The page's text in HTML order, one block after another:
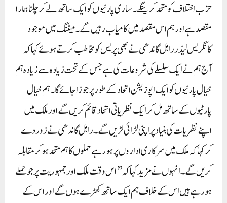
حزب اختلاف کو متحد کرینگے ۔ساری پارٹیوں کو ایک ساتھ لے کر چلنا ہمارا
مقصد ہے اور ہم اس مقصد میں کامیاب رہیں گے۔میٹنگ میں موجود
کانگریس لیڈر راہل گاندھی نے بھی پریس کو مخاطب کرتے ہوئے کہا کہ
آج ہم نے ایک سلسلے کی شروعات کی ہے جس کے تحت زیادہ سے زیادہ ہم
خیال پارٹیوں کو ایک اپوزیشن اتحاد کے طور پر جوڑا جائےگا ۔ہم خیال
پارٹیوں کے ساتھ مل کر ایک نظریاتی اتحاد قائم کریں گے اور ملک میں
اپنے نظریات کی بنیاد پر اپنی لڑائی لڑیں گے۔راہل گاندھی نے زور دے
کر کہا کہ ملک میں سرکاری اداروں پر ہورہے حملوں کا ہم متحد ہو کر مقابلہ
کریں گے ۔انہوں نے مزید کہا کہ ’’اس وقت ملک اور جمہوریت پر جو حملے
ہو رہے ہیں اس کے خلاف ہم ایک ساتھ کھڑے ہوں گے اور اس کے